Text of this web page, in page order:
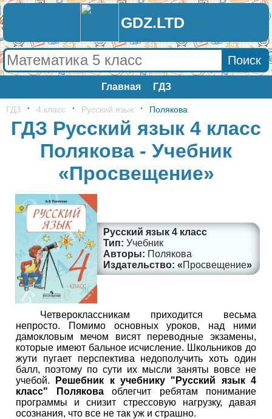
GDZ.LTD
Главная ГДЗ
ГДЗ 4 класс Русский язык Полякова
ГДЗ Русский язык 4 класс
Полякова - Учебник
«Просвещение»
Русский язык 4 класс
Учебник
Полякова
Просвещение
Четвероклассникам приходится весьма
непросто. Помимо основных уроков, над ними
дамокловым мечом висят переводные экзамены,
которые имеют бальное исчисление. Школьников до
жути пугает перспектива недополучить хоть один
балл, поэтому по сути их мысли заняты вовсе не
учебой.
Решебник к учебнику "Русский язык 4
класс" Поляковаоблегчит ребятам понимание
программы и снизит стрессовую нагрузку, давая
осознания, что все не так уж и страшно.